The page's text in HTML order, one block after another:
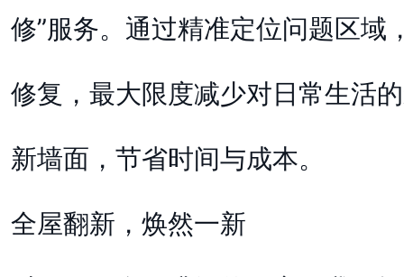
修”服务。通过精准定位问题区域
修复，最大限度减少对日常生活
新墙面，节省时间与成本。
全屋翻新，焕然一新